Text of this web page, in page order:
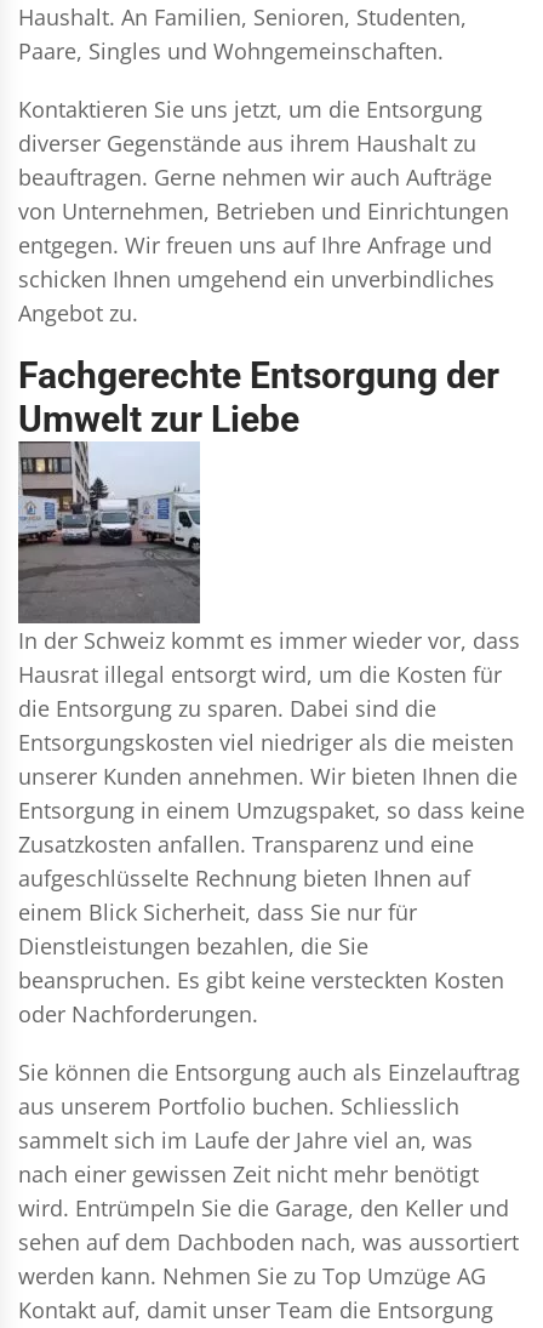
Haushalt. An Familien, Senioren, Studenten,
Paare, Singles und Wohngemeinschaften.
Kontaktieren Sie uns jetzt, um die Entsorgung
diverser Gegenstände aus ihrem Haushalt zu
beauftragen. Gerne nehmen wir auch Aufträge
von Unternehmen, Betrieben und Einrichtungen
entgegen. Wir freuen uns auf Ihre Anfrage und
schicken Ihnen umgehend ein unverbindliches
Angebot zu.
Fachgerechte Entsorgung der
Umwelt zur Liebe
In der Schweiz kommt es immer wieder vor, dass
Hausrat illegal entsorgt wird, um die Kosten für
die Entsorgung zu sparen. Dabei sind die
Entsorgungskosten viel niedriger als die meisten
unserer Kunden annehmen. Wir bieten Ihnen die
Entsorgung in einem Umzugspaket, so dass keine
Zusatzkosten anfallen. Transparenz und eine
aufgeschlüsselte Rechnung bieten Ihnen auf
einem Blick Sicherheit, dass Sie nur für
Dienstleistungen bezahlen, die Sie
beanspruchen. Es gibt keine versteckten Kosten
oder Nachforderungen.
Sie können die Entsorgung auch als Einzelauftrag
aus unserem Portfolio buchen. Schliesslich
sammelt sich im Laufe der Jahre viel an, was
nach einer gewissen Zeit nicht mehr benötigt
wird. Entrümpeln Sie die Garage, den Keller und
sehen auf dem Dachboden nach, was aussortiert
werden kann. Nehmen Sie zu Top Umzüge AG
Kontakt auf, damit unser Team die Entsorgung